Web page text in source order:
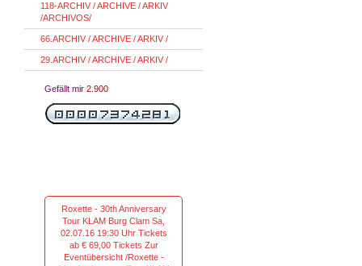
118-ARCHIV / ARCHIVE / ARKIV
/ARCHIVOS/
66.ARCHIV / ARCHIVE / ARKIV /
29.ARCHIV / ARCHIVE / ARKIV /
Gefällt mir 2.900
Roxette - 30th Anniversary
Tour KLAM Burg Clam Sa,
02.07.16 19:30 Uhr Tickets
ab € 69,00 Tickets Zur
Eventübersicht /Roxette -